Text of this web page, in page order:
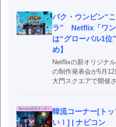
パク・ウンビン“
ラ” Netflix「ワン
は“グローバル1位
め】
Netflixの新オリジナ
の制作発表会が5月
大門スクエアで開催
韓流コーナー[ト
い！] | ナビコン